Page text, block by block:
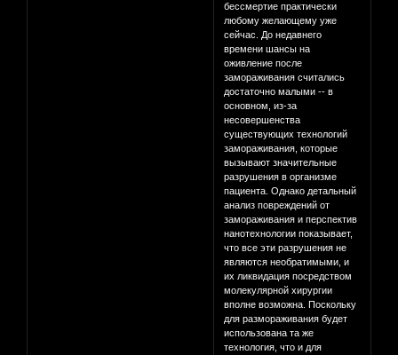
бессмертие практически
любому желающему уже
сейчас. До недавнего
времени шансы на
оживление после
замораживания считались
достаточно малыми -- в
основном, из-за
несовершенства
существующих технологий
замораживания, которые
вызывают значительные
разрушения в организме
пациента. Однако детальный
анализ повреждений от
замораживания и перспектив
нанотехнологии показывает,
что все эти разрушения не
являются необратимыми, и
их ликвидация посредством
молекулярной хирургии
вполне возможна. Поскольку
для размораживания будет
использована та же
технология, что и для